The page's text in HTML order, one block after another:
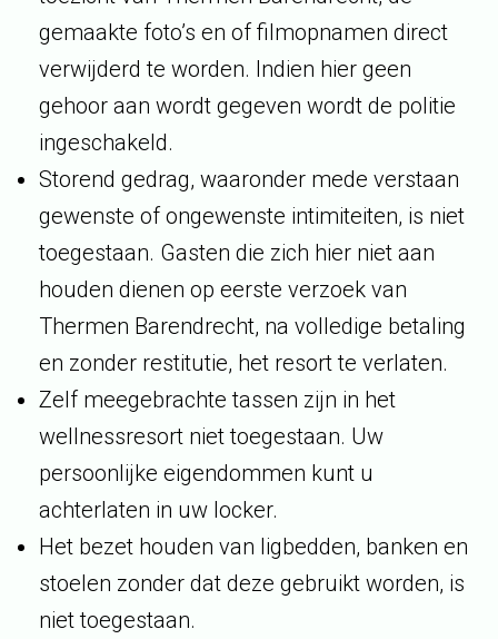
gemaakte foto’s en of filmopnamen direct
verwijderd te worden. Indien hier geen
gehoor aan wordt gegeven wordt de politie
ingeschakeld.
Storend gedrag, waaronder mede verstaan
gewenste of ongewenste intimiteiten, is niet
toegestaan. Gasten die zich hier niet aan
houden dienen op eerste verzoek van
Thermen Barendrecht, na volledige betaling
en zonder restitutie, het resort te verlaten.
Zelf meegebrachte tassen zijn in het
wellnessresort niet toegestaan. Uw
persoonlijke eigendommen kunt u
achterlaten in uw locker.
Het bezet houden van ligbedden, banken en
stoelen zonder dat deze gebruikt worden, is
niet toegestaan.